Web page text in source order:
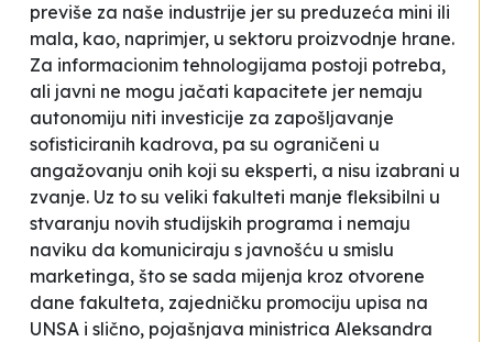
previše za naše industrije jer su preduzeća mini ili
mala, kao, naprimjer, u sektoru proizvodnje hrane.
Za informacionim tehnologijama postoji potreba,
ali javni ne mogu jačati kapacitete jer nemaju
autonomiju niti investicije za zapošljavanje
sofisticiranih kadrova, pa su ograničeni u
angažovanju onih koji su eksperti, a nisu izabrani u
zvanje. Uz to su veliki fakulteti manje fleksibilni u
stvaranju novih studijskih programa i nemaju
naviku da komuniciraju s javnošću u smislu
marketinga, što se sada mijenja kroz otvorene
dane fakulteta, zajedničku promociju upisa na
UNSA i slično, pojašnjava ministrica Aleksandra